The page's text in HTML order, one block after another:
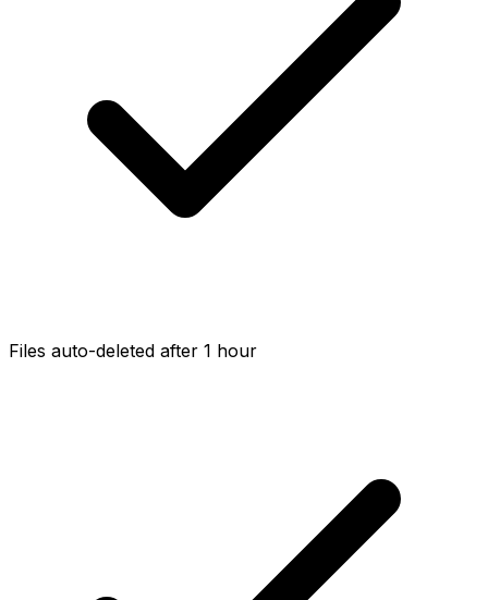
Files auto-deleted after 1 hour